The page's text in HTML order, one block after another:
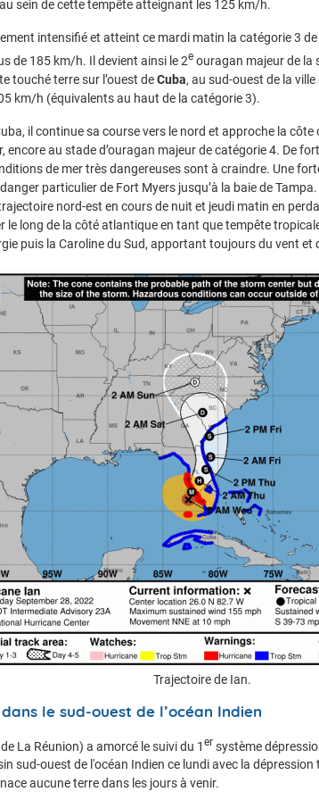
sein de cette tempête atteignant les 125 km/h.
intensifié et atteint ce mardi matin la catégorie 3 de
de 185 km/h. Il devient ainsi le 2e ouragan majeur de la
touché terre sur l’ouest deCuba, au sud-ouest de la
km/h (équivalents au haut de la catégorie 3).
il continue sa course vers le nord et approche la côte
encore au stade d’ouragan majeur de catégorie 4. De
de mer très dangereuses sont à craindre. Une
particulier de Fort Myers jusqu’à la baie de
nord-est en cours de nuit et jeudi matin en
le long de la côté atlantique en tant que tempête
puis la Caroline du Sud, apportant toujours du vent et
Trajectoire de Ian.
le sud-ouest de l’océan Indien
La Réunion) a amorcé le suivi du 1 er système
sud-ouest de l'océan Indien ce lundi avec la
aucune terre dans les jours à venir.